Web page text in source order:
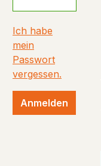
Ich habe
mein
Passwort
vergessen.
Anmelden